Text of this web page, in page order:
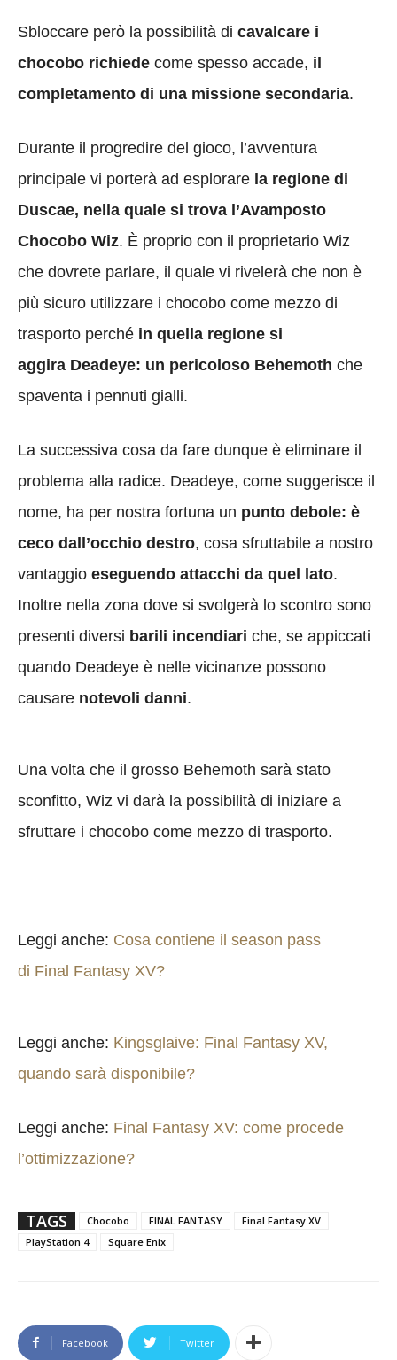
Sbloccare però la possibilità di cavalcare i
chocobo richiede come spesso accade, il
completamento di una missione secondaria.
Durante il progredire del gioco, l’avventura
principale vi porterà ad esplorare la regione di
Duscae, nella quale si trova l’Avamposto
Chocobo Wiz. È proprio con il proprietario Wiz
che dovrete parlare, il quale vi rivelerà che non è
più sicuro utilizzare i chocobo come mezzo di
trasporto perché in quella regione si
aggira Deadeye: un pericoloso Behemoth che
spaventa i pennuti gialli.
La successiva cosa da fare dunque è eliminare il
problema alla radice. Deadeye, come suggerisce il
nome, ha per nostra fortuna un punto debole: è
ceco dall’occhio destro, cosa sfruttabile a nostro
vantaggio eseguendo attacchi da quel lato.
Inoltre nella zona dove si svolgerà lo scontro sono
presenti diversi barili incendiari che, se appiccati
quando Deadeye è nelle vicinanze possono
causare notevoli danni.
Una volta che il grosso Behemoth sarà stato
sconfitto, Wiz vi darà la possibilità di iniziare a
sfruttare i chocobo come mezzo di trasporto.
Leggi anche: Cosa contiene il season pass
di Final Fantasy XV?
Leggi anche: Kingsglaive: Final Fantasy XV,
quando sarà disponibile?
Leggi anche: Final Fantasy XV: come procede
l’ottimizzazione?
TAGS Chocobo FINAL FANTASY
Final Fantasy XV
PlayStation 4
Square Enix
Facebook Twitter